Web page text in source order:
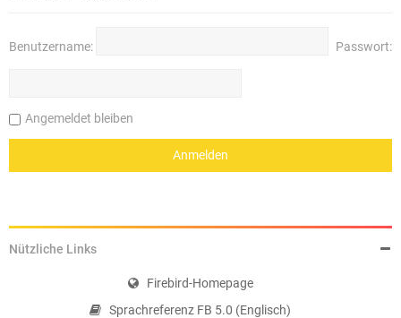
Benutzername: Passwort:
Angemeldet bleiben
Nützliche Links
Firebird-Homepage
Sprachreferenz FB 5.0 (Englisch)